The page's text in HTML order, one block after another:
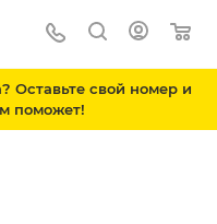
Оставьте свой номер и
поможет!